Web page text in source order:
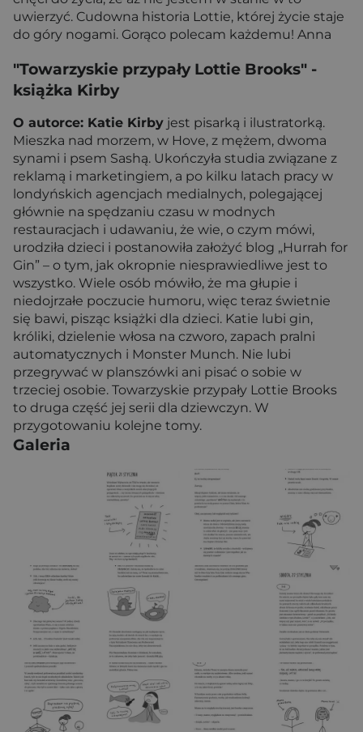
uwierzyć. Cudowna historia Lottie, której życie staje
do góry nogami. Gorąco polecam każdemu! Anna
"Towarzyskie przypały Lottie Brooks" -
książka Kirby
O autorce: Katie Kirby jest pisarką i ilustratorką.
Mieszka nad morzem, w Hove, z mężem, dwoma
synami i psem Sashą. Ukończyła studia związane z
reklamą i marketingiem, a po kilku latach pracy w
londyńskich agencjach medialnych, polegającej
głównie na spędzaniu czasu w modnych
restauracjach i udawaniu, że wie, o czym mówi,
urodziła dzieci i postanowiła założyć blog „Hurrah for
Gin” – o tym, jak okropnie niesprawiedliwe jest to
wszystko. Wiele osób mówiło, że ma głupie i
niedojrzałe poczucie humoru, więc teraz świetnie
się bawi, pisząc książki dla dzieci. Katie lubi gin,
króliki, dzielenie włosa na czworo, zapach pralni
automatycznych i Monster Munch. Nie lubi
przegrywać w planszówki ani pisać o sobie w
trzeciej osobie. Towarzyskie przypały Lottie Brooks
to druga część jej serii dla dziewczyn. W
przygotowaniu kolejne tomy.
Galeria